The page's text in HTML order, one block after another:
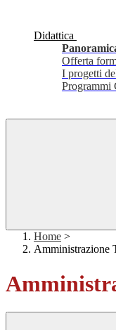
Didattica
Offerta
I progetti
Programmi
Home >
Amministrazione